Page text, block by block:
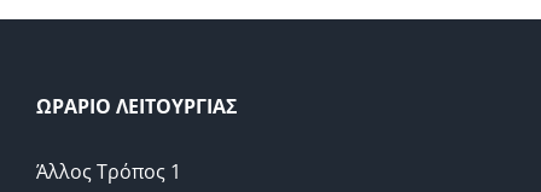
ΩΡΑΡΙΟ ΛΕΙΤΟΥΡΓΙΑΣ
Άλλος Τρόπος 1